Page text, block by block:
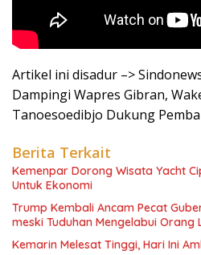
Artikel ini disadur –>
Dampingi Wapres Gibran,
Tanoesoedibjo Dukung
Berita Terkait
Kemenpar Dorong Wisata Yacht
Untuk Ekonomi
Trump Kembali Ancam Pecat
meski Tuduhan Mengelabui Orang
Kemarin Melesat Tinggi, Hari Ini